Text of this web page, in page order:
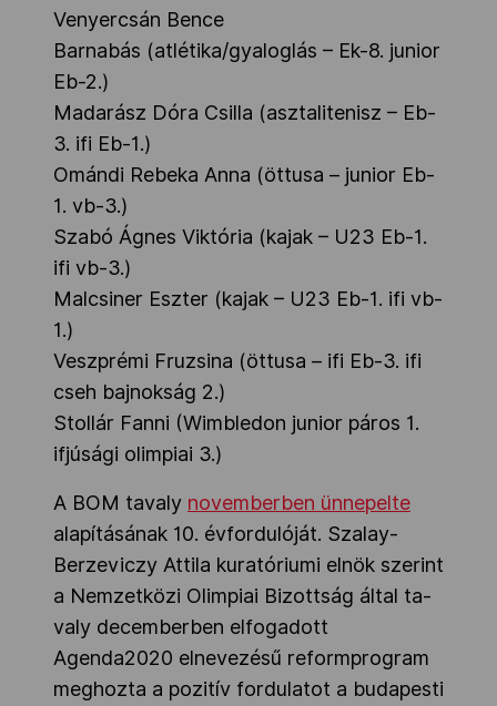
Venyercsán Bence
Barnabás (atlétika/gyaloglás – Ek-8. junior
Eb-2.)
Madarász Dóra Csilla (asztalitenisz – Eb-
3. ifi Eb-1.)
Omándi Rebeka Anna (öttusa – junior Eb-
1. vb-3.)
Szabó Ágnes Viktória (kajak – U23 Eb-1.
ifi vb-3.)
Malcsiner Eszter (kajak – U23 Eb-1. ifi vb-
1.)
Veszprémi Fruzsina (öttusa – ifi Eb-3. ifi
cseh bajnokság 2.)
Stollár Fanni (Wimbledon junior páros 1.
ifjúsági olimpiai 3.)
A BOM tavaly novemberben ünnepelte
alapításának 10. évfordulóját. Szalay-
Berzeviczy Attila ku­ra­tó­ri­u­mi el­nök sze­rint
a Nemzetközi Olimpiai Bizottság ál­tal ta­
valy de­cem­ber­ben el­fo­ga­dott
Agenda2020 el­ne­ve­zé­sű re­form­prog­ram
meg­hoz­ta a po­zi­tív for­du­la­tot a bu­da­pes­ti